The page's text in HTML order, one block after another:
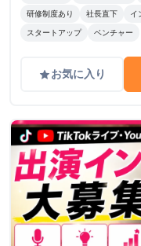
研修制度あり 社長直下 イ
スタートアップ ベンチャー
gradeお気に入り